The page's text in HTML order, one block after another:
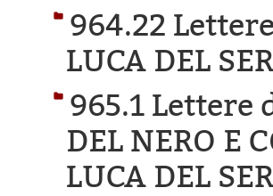
964.22
LUCA DEL
965.1 Lettere
DEL NERO E
LUCA DEL